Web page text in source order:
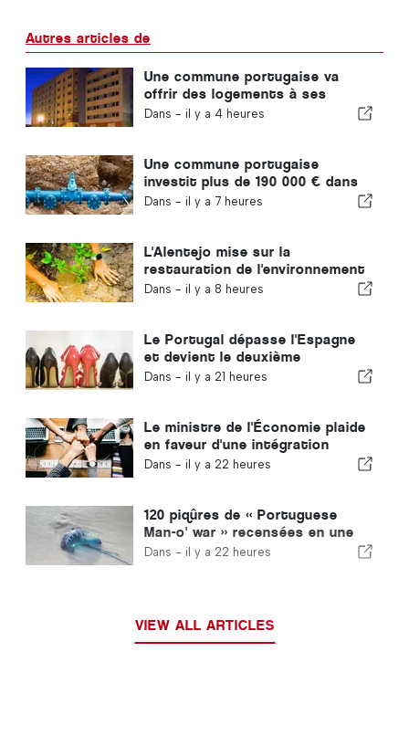
Autres articles de
Une commune portugaise va
offrir des logements à ses
habitants
Dans - il y a 4 heures
Une commune portugaise
investit plus de 190 000 € dans
l'approvisionnement en eau
Dans - il y a 7 heures
L'Alentejo mise sur la
restauration de l'environnement
grâce aux fonds européens
Dans - il y a 8 heures
Le Portugal dépasse l'Espagne
et devient le deuxième
producteur européen de
Dans - il y a 21 heures
Le ministre de l'Économie plaide
en faveur d'une intégration
encadrée et garantit une
Dans - il y a 22 heures
120 piqûres de « Portuguese
Man-o' war » recensées en une
seule journée
Dans - il y a 22 heures
VIEW ALL ARTICLES